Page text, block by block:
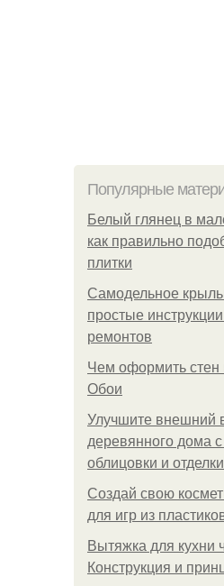
Популярные
Белый глянец в
как правильно
плитки
Самодельное
простые
ремонтов
Чем оформить стен
Обои
Улучшите внешний
деревянного дома
облицовки и
Создай свою
для игр из
Вытяжка для кухни
Конструкция и